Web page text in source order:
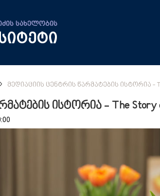
სახელობის
ᲛᲔᲓᲘᲐᲪᲘᲘᲡ ᲪᲔᲜᲢᲠᲘᲡ ᲬᲐᲠᲛᲐᲢᲔᲑᲘᲡ ᲘᲡᲢᲝᲠᲘᲐ - THE
ისტორია - The Story